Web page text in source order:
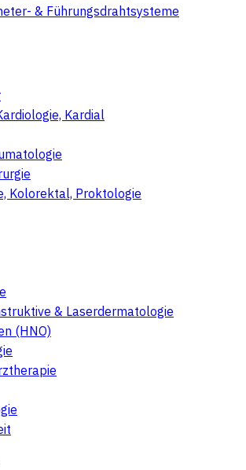
& Führungsdrahtsysteme
Kardial
Kolorektal, Proktologie
& Laserdermatologie
(HNO)